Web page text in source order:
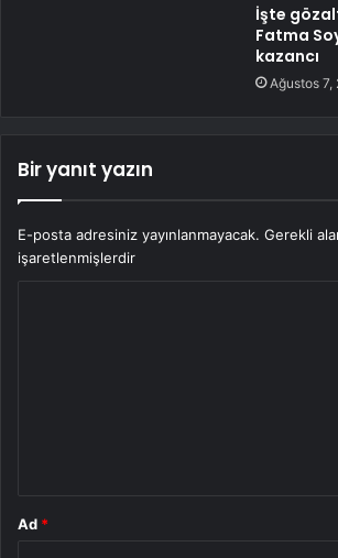
İşte
Fatma
kazancı
Ağustos 7,
Bir yanıt yazın
E-posta adresiniz yayınlanmayacak. Gerekli
işaretlenmişlerdir
Ad *